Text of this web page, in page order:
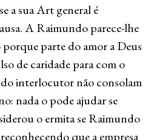
a sua Art general é
A Raimundo parece-lhe
parte do amor a Deus
de caridade para com o
interlocutor não consolam
nada o pode ajudar se
o ermita se Raimundo
que a empresa